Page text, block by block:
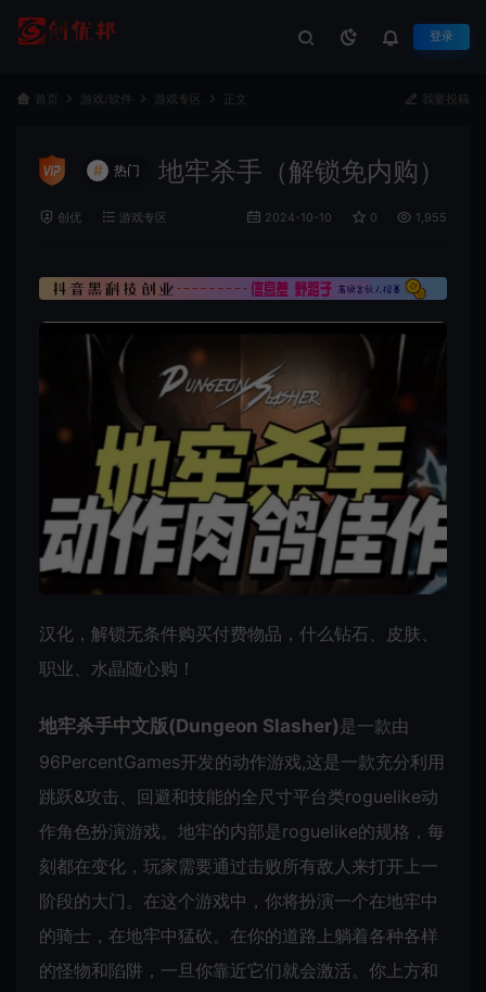
登录
首页 游戏/软件 游戏专区 正文 我要投稿
# 热门 地牢杀手（解锁免内购）
创优 游戏专区 2024-10-10 0 1,955
汉化，解锁无条件购买付费物品，什么钻石、皮肤、
职业、水晶随心购！
地牢杀手中文版(Dungeon Slasher)是一款由
96PercentGames开发的动作游戏,这是一款充分利用
跳跃&攻击、回避和技能的全尺寸平台类roguelike动
作角色扮演游戏。地牢的内部是roguelike的规格，每
刻都在变化，玩家需要通过击败所有敌人来打开上一
阶段的大门。在这个游戏中，你将扮演一个在地牢中
的骑士，在地牢中猛砍。在你的道路上躺着各种各样
的怪物和陷阱，一旦你靠近它们就会激活。你上方和